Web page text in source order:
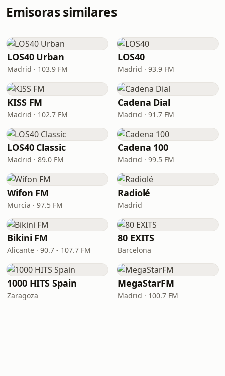
Emisoras similares
LOS40 Urban
Madrid · 103.9 FM
LOS40
Madrid · 93.9 FM
KISS FM
Madrid · 102.7 FM
Cadena Dial
Madrid · 91.7 FM
LOS40 Classic
Madrid · 89.0 FM
Cadena 100
Madrid · 99.5 FM
Wifon FM
Murcia · 97.5 FM
Radiolé
Madrid
Bikini FM
Alicante · 90.7 - 107.7 FM
80 EXITS
Barcelona
1000 HITS Spain
Zaragoza
MegaStarFM
Madrid · 100.7 FM